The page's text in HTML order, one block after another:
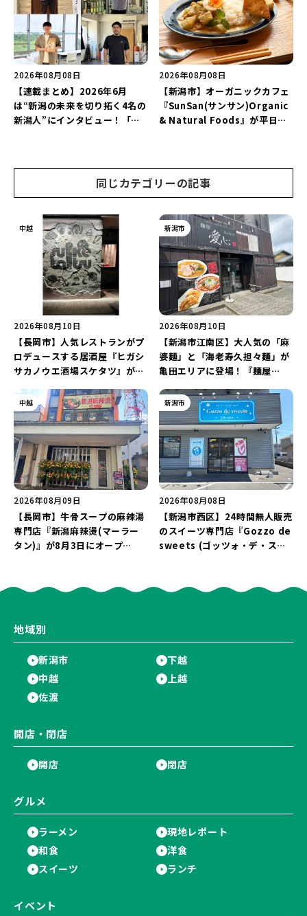
2026年08月08日
【連載まとめ】2026年6月
は“新潟の未来を切り拓く4名の
新潟人”にインタビュー！「学
2026年08月08日
【新潟市】オーガニックカフェ
『SunSan(サンサン)Organic
& Natural Foods』が平日ラ
レートランチ」を実食レポート
♪
同じカテゴリーの記事
中越
2026年08月10日
【長岡市】人気レストランがプ
ロデュースする居酒屋『ヒガシ
サカノウエ酒場スケタツ』が7
しの「東坂之上名物!!こぼれマ
ーボー」は必食♪
新潟市
2026年08月10日
【新潟市江南区】大人気の「麻
婆麺」と「海老寿久担々麺」が
亀田エリアに登場！『麺屋
プン予定♪
中越
2026年08月09日
【長岡市】牛骨スープの麻辣湯
専門店『新潟麻辣燙(マーラー
タン)』が8月3日にオープ
新潟市
2026年08月08日
【新潟市西区】24時間無人販売
のスイーツ専門店『Gozzo de
sweets (ゴッツォ・デ・スイ
継続！
地域別
新潟市
下越
中越
上越
佐渡
開店・閉店
開店 閉店
グルメ
ラーメン
現地レポート
和食
洋食
スイーツ
ランチ
イベント